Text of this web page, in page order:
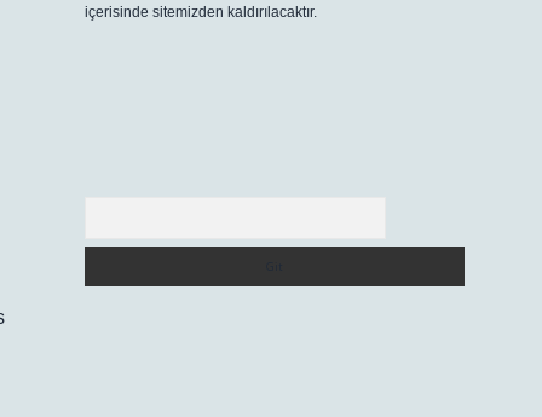
içerisinde sitemizden kaldırılacaktır.